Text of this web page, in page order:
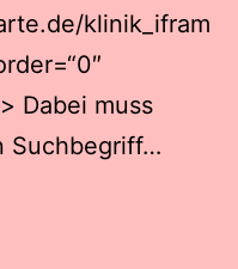
klinik_ifram
Dabei muss
Suchbegriff…